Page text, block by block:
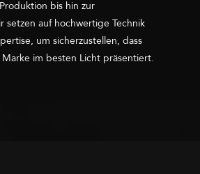
bis hin zur
setzen auf hochwertige Technik
um sicherzustellen, dass
im besten Licht präsentiert.